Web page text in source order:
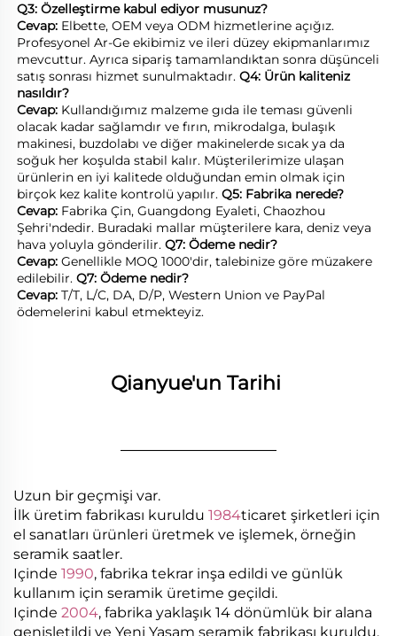
Q3: Özelleştirme kabul ediyor musunuz?
Cevap: Elbette, OEM veya ODM hizmetlerine açığız.
Profesyonel Ar-Ge ekibimiz ve ileri düzey ekipmanlarımız
mevcuttur. Ayrıca sipariş tamamlandıktan sonra düşünceli
satış sonrası hizmet sunulmaktadır. Q4: Ürün kaliteniz
nasıldır?
Cevap: Kullandığımız malzeme gıda ile teması güvenli
olacak kadar sağlamdır ve fırın, mikrodalga, bulaşık
makinesi, buzdolabı ve diğer makinelerde sıcak ya da
soğuk her koşulda stabil kalır. Müşterilerimize ulaşan
ürünlerin en iyi kalitede olduğundan emin olmak için
birçok kez kalite kontrolü yapılır. Q5: Fabrika nerede?
Cevap: Fabrika Çin, Guangdong Eyaleti, Chaozhou
Şehri'ndedir. Buradaki mallar müşterilere kara, deniz veya
hava yoluyla gönderilir. Q7: Ödeme nedir?
Cevap: Genellikle MOQ 1000'dir, talebinize göre müzakere
edilebilir. Q7: Ödeme nedir?
Cevap: T/T, L/C, DA, D/P, Western Union ve PayPal
ödemelerini kabul etmekteyiz.
Qianyue'un Tarihi
Uzun bir geçmişi var.
İlk üretim fabrikası kuruldu 1984ticaret şirketleri için
el sanatları ürünleri üretmek ve işlemek, örneğin
seramik saatler.
Içinde 1990, fabrika tekrar inşa edildi ve günlük
kullanım için seramik üretime geçildi.
Içinde 2004, fabrika yaklaşık 14 dönümlük bir alana
genişletildi ve Yeni Yaşam seramik fabrikası kuruldu.